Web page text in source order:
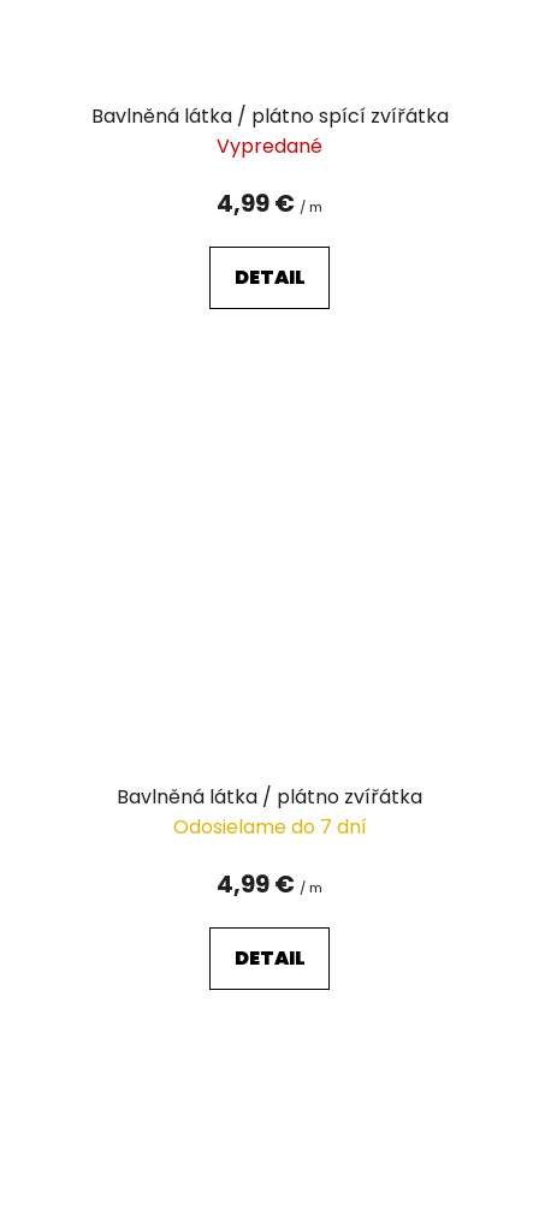
Bavlněná látka / plátno spící zvířátka
Vypredané
4,99 € / m
DETAIL
Bavlněná látka / plátno zvířátka
Odosielame do 7 dní
4,99 € / m
DETAIL